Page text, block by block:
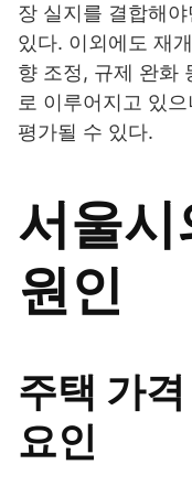
장 실지를 결합해
있다. 이외에도 재
향 조정, 규제 완화
로 이루어지고 있
평가될 수 있다.
서울시
원인
주택 가
요인